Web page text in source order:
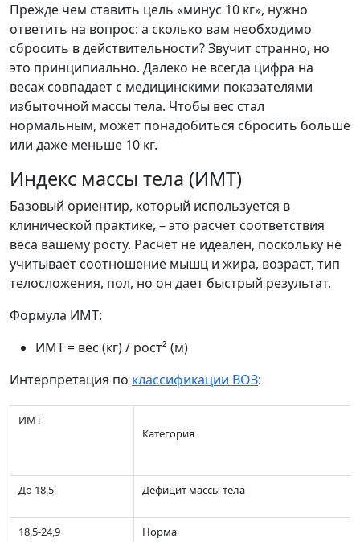
Прежде чем ставить цель «минус 10 кг», нужно
ответить на вопрос: а сколько вам необходимо
сбросить в действительности? Звучит странно, но
это принципиально. Далеко не всегда цифра на
весах совпадает с медицинскими показателями
избыточной массы тела. Чтобы вес стал
нормальным, может понадобиться сбросить больше
или даже меньше 10 кг.
Индекс массы тела (ИМТ)
Базовый ориентир, который используется в
клинической практике, – это расчет соответствия
веса вашему росту. Расчет не идеален, поскольку не
учитывает соотношение мышц и жира, возраст, тип
телосложения, пол, но он дает быстрый результат.
Формула ИМТ:
ИМТ = вес (кг) / рост² (м)
Интерпретация по классификации ВОЗ:
ИМТ
Категория
До 18,5 Дефицит массы тела
18,5-24,9 Норма